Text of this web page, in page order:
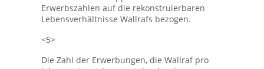
Erwerbszahlen auf die rekonstruierbaren
Lebensverhältnisse Wallrafs bezogen.
<5>
Die Zahl der Erwerbungen, die Wallraf pro